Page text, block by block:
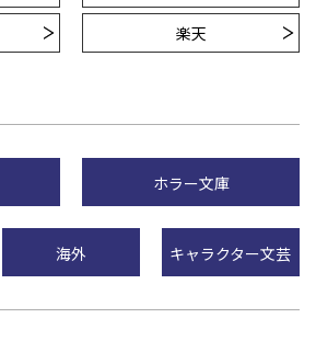
楽天
ホラー文庫
海外 キャラクター文芸